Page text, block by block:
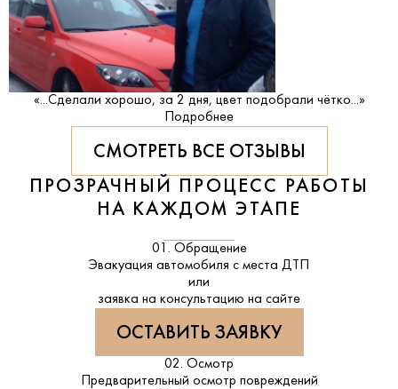
«...Сделали хорошо, за 2 дня, цвет подобрали чётко...»
Подробнее
СМОТРЕТЬ ВСЕ ОТЗЫВЫ
ПРОЗРАЧНЫЙ ПРОЦЕСС РАБОТЫ
НА КАЖДОМ ЭТАПЕ
01. Обращение
Эвакуация автомобиля с места ДТП
или
заявка на консультацию на сайте
ОСТАВИТЬ ЗАЯВКУ
02. Осмотр
Предварительный осмотр повреждений